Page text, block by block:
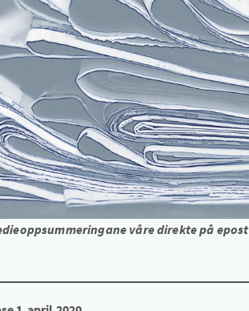
våre direkte på